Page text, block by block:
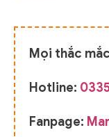
Mọi thắc
Hotline:
Fanpage: